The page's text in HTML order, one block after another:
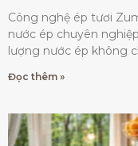
Công nghệ ép tươi
nước ép chuyên
lượng nước ép không
Đọc thêm »